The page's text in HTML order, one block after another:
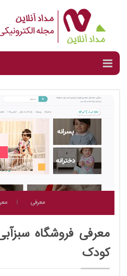
معرفی
معرفی فروشگاه
کودک